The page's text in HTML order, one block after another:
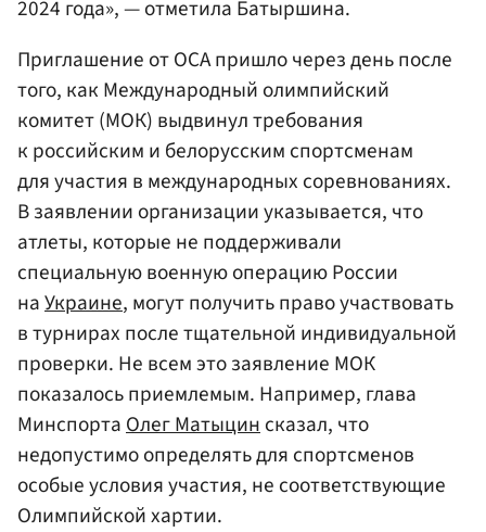
2024 года», — отметила Батыршина.
Приглашение от ОСА пришло через день после
того, как Международный олимпийский
комитет (МОК) выдвинул требования
к российским и белорусским спортсменам
для участия в международных соревнованиях.
В заявлении организации указывается, что
атлеты, которые не поддерживали
специальную военную операцию России
наУкраине, могут получить право участвовать
в турнирах после тщательной индивидуальной
проверки. Не всем это заявление МОК
показалось приемлемым. Например, глава
МинспортаОлег Матыцинсказал, что
недопустимо определять для спортсменов
особые условия участия, не соответствующие
Олимпийской хартии.